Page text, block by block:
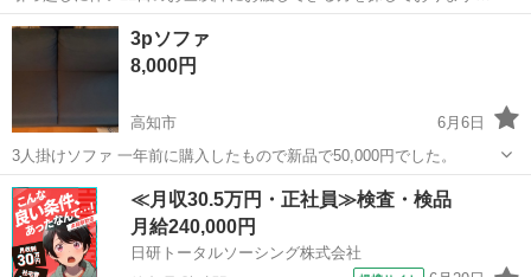
少し使用感はありますがまだまだ使える商品です！ この際に是非どう
でしょうか！ キャンセルや返品、当日キャンセルはできかねます。 高
知市内であれば搬入搬出も無料...
高知 高知市
3pソファ
8,000円
高知市
6月6日
3人掛けソファ 一年前に購入したもので新品で50,000円でした。
高知 高知市 ソファ 新品
≪月収30.5万円・正社員≫検査・検品
月給240,000円
日研トータルソーシング株式会社